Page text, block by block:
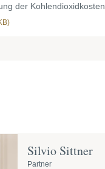
der Kohlendioxidkosten
Silvio Sittner
Partner